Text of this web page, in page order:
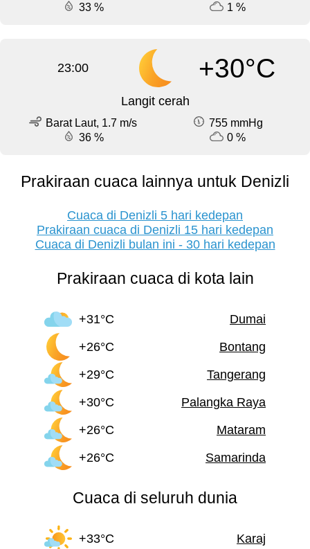
33 %
1 %
23:00 +30°C
Langit cerah
Barat Laut, 1.7 m/s
755 mmHg
36 %
0 %
Prakiraan cuaca lainnya untuk Denizli
Cuaca di Denizli 5 hari kedepan
Prakiraan cuaca di Denizli 15 hari kedepan
Cuaca di Denizli bulan ini - 30 hari kedepan
Prakiraan cuaca di kota lain
+31°C
Dumai
+26°C
Bontang
+29°C
Tangerang
+30°C
Palangka Raya
+26°C
Mataram
+26°C
Samarinda
Cuaca di seluruh dunia
+33°C Karaj